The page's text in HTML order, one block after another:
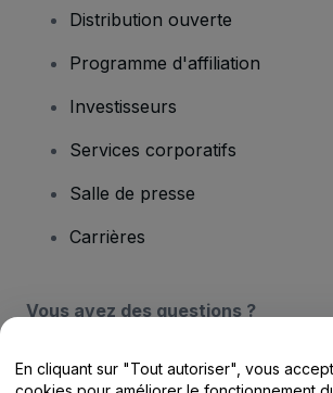
Distribution ouverte
Programme d'affiliation
Investisseurs
Services corporatifs
Salle de presse
Carrières
Vous avez des questions ?
Centre d'assistance / Nous
En cliquant sur "Tout autoriser", vous